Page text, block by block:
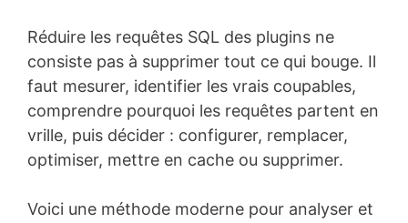
Réduire les requêtes SQL des plugins ne
consiste pas à supprimer tout ce qui bouge. Il
faut mesurer, identifier les vrais coupables,
comprendre pourquoi les requêtes partent en
vrille, puis décider : configurer, remplacer,
optimiser, mettre en cache ou supprimer.
Voici une méthode moderne pour analyser et